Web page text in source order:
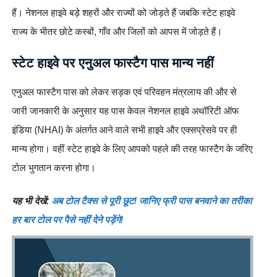
हैं। नेशनल हाइवे बड़े शहरों और राज्यों को जोड़ते हैं जबकि स्टेट हाइवे
राज्य के भीतर छोटे कस्बों, गाँव और जिलों को आपस में जोड़ते हैं।
स्टेट हाइवे पर एनुअल फास्टैग पास मान्य नहीं
एनुअल फास्टैग पास को लेकर सड़क एवं परिवहन मंत्रलाय की और से
जारी जानकारी के अनुसार यह पास केवल नेशनल हाइवे अथॉरिटी ऑफ
इंडिया (NHAI) के अंतर्गत आने वाले सभी हाइवे और एक्सप्रेसवे पर ही
मान्य होगा। वहीं स्टेट हाइवे के लिए आपको पहले की तरह फास्टैग के जरिए
टोल भुगतान करना होगा।
यह भी देखें: अब टोल टैक्स से पूरी छूट! जानिए फ्री पास बनवाने का तरीका
हर बार टोल पर पैसे नहीं देने पड़ेंगे!